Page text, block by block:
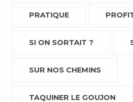
PRATIQUE
SI ON SORTAIT ?
SUR NOS CHEMINS
TAQUINER LE GOUJON